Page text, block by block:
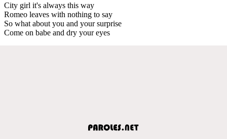
City girl it's always this way
Romeo leaves with nothing to say
So what about you and your surprise
Come on babe and dry your eyes